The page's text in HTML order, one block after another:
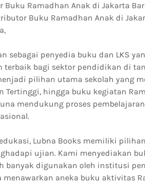
Buku Ramadhan Anak di Jakarta
Buku Ramadhan Anak di
sebagai penyedia buku dan LKS
terbaik bagi sektor pendidikan di
pilihan utama sekolah yang
Tertinggi, hingga buku kegiatan
mendukung proses
Lubna Books memiliki
ujian. Kami menyediakan
banyak digunakan oleh institusi
aneka buku aktivitas